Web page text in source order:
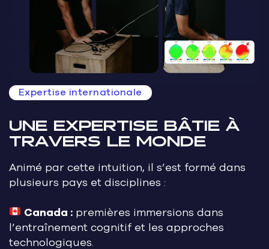
Expertise internationale
UNE EXPERTISE BÂTIE À
TRAVERS LE MONDE
Animé par cette intuition, il s’est formé dans
plusieurs pays et disciplines :
Canada :premières immersions dans
l’entraînement cognitif et les approches
technologiques.